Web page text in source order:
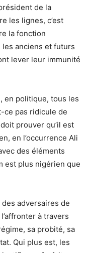
de la
les lignes, c’est
la fonction
anciens et futurs
lever leur immunité
en politique, tous les
ce pas ridicule de
prouver qu’il est
en l’occurrence Ali
des éléments
est plus nigérien que
adversaires de
à travers
sa probité, sa
Qui plus est, les